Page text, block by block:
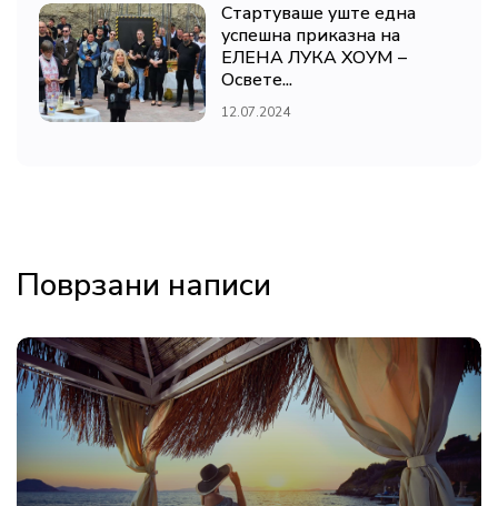
Стартуваше уште една
успешна приказна на
ЕЛЕНА ЛУКА ХОУМ –
Освете...
12.07.2024
Поврзани написи